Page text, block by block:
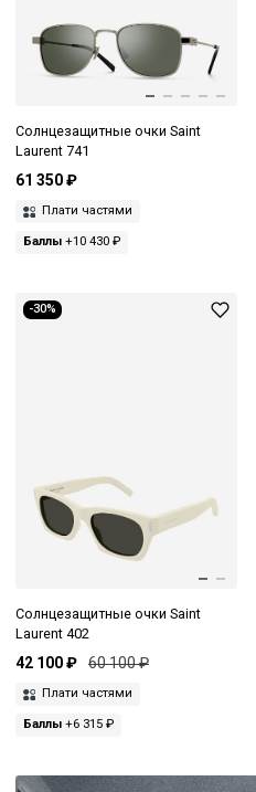
Солнцезащитные очки Saint
Laurent 741
61 350 ₽
Плати частями
Баллы +10 430 ₽
-30%
Солнцезащитные очки Saint
Laurent 402
42 100 ₽ 60 100 ₽
Плати частями
Баллы +6 315 ₽